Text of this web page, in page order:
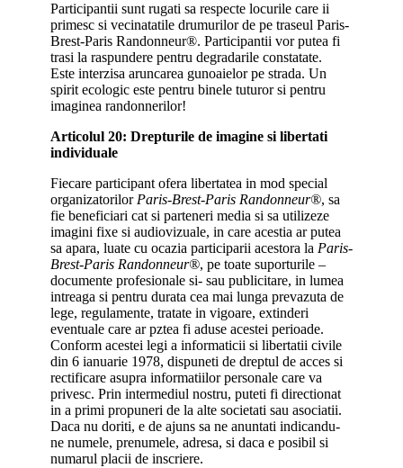
Participantii sunt rugati sa respecte locurile care ii
primesc si vecinatatile drumurilor de pe traseul Paris-
Brest-Paris Randonneur®. Participantii vor putea fi
trasi la raspundere pentru degradarile constatate.
Este interzisa aruncarea gunoaielor pe strada. Un
spirit ecologic este pentru binele tuturor si pentru
imaginea randonnerilor!
Articolul 20: Drepturile de imagine si libertati
individuale
Fiecare participant ofera libertatea in mod special
organizatorilorParis-Brest-Paris Randonneur®, sa
fie beneficiari cat si parteneri media si sa utilizeze
imagini fixe si audiovizuale, in care acestia ar putea
sa apara, luate cu ocazia participarii acestora la Paris-
Brest-Paris Randonneur®, pe toate suporturile –
documente profesionale si- sau publicitare, in lumea
intreaga si pentru durata cea mai lunga prevazuta de
lege, regulamente, tratate in vigoare, extinderi
eventuale care ar pztea fi aduse acestei perioade.
Conform acestei legi a informaticii si libertatii civile
din 6 ianuarie 1978, dispuneti de dreptul de acces si
rectificare asupra informatiilor personale care va
privesc. Prin intermediul nostru, puteti fi directionat
in a primi propuneri de la alte societati sau asociatii.
Daca nu doriti, e de ajuns sa ne anuntati indicandu-
ne numele, prenumele, adresa, si daca e posibil si
numarul placii de inscriere.